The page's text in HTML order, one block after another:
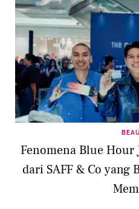
Fenomena Blue
dari SAFF & Co yang